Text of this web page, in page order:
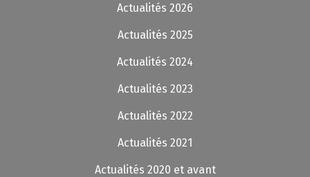
Actualités 2026
Actualités 2025
Actualités 2024
Actualités 2023
Actualités 2022
Actualités 2021
Actualités 2020 et avant